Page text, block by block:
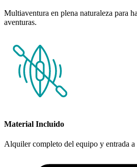
Multiaventura en plena naturaleza para
aventuras.
Material Incluido
Alquiler completo del equipo y entrada a